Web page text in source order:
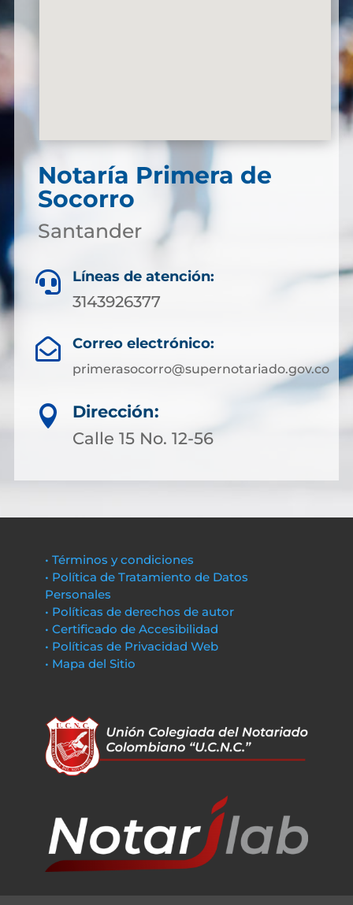
Notaría Primera de
Socorro
Santander
 Líneas de atención:
3143926377
 Correo electrónico:
primerasocorro@supernotariado.gov.co

Dirección:
Calle 15 No. 12-56
• Términos y condiciones
• Política de Tratamiento de Datos
Personales
• Políticas de derechos de autor
• Certificado de Accesibilidad
• Políticas de Privacidad Web
• Mapa del Sitio